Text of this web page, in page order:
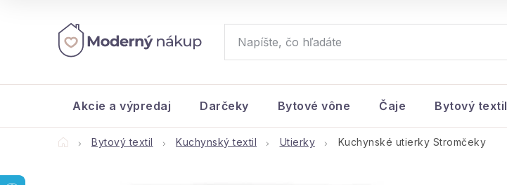
Akcie a výpredaj Darčeky Bytové vône Čaje Bytový textil
DomovBytový textil Kuchynský textil Utierky Kuchynské utierky Stromčeky